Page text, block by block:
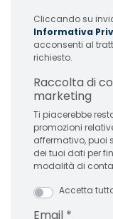
Cliccando su
Informativa
acconsenti al
richiesto.
Raccolta di
marketing
Ti piacerebbe
promozioni relative
affermativo, puoi
dei tuoi dati per
modalità di
Accetta
Email *